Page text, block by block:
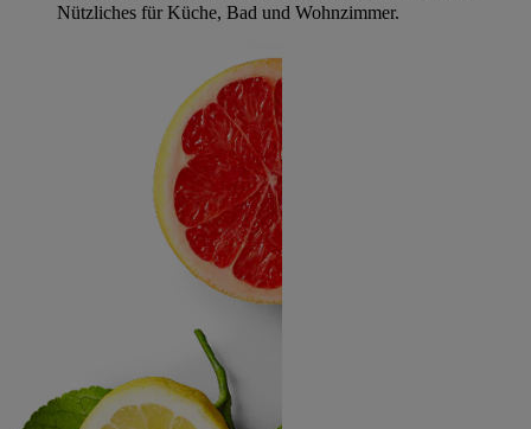
Nützliches für Küche, Bad und Wohnzimmer.